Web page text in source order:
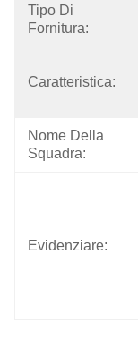
Tipo Di
Fornitura:
Caratteristica:
Nome Della
Squadra:
Evidenziare: